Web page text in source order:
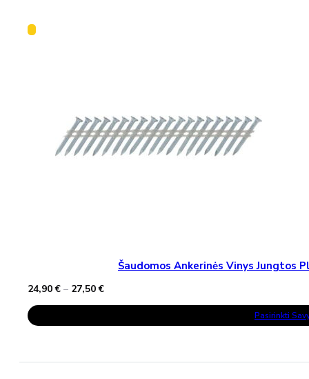
Šaudomos Ankerinės Vinys Jungtos
24,90€ – 27,50€Price
through
Pasirinkti
This
Product
Has
The